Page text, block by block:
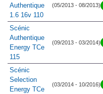
Authentique
1.6 16v 110
(05/2013 - 08/2013)
Scénic
Authentique
Energy TCe
115
(09/2013 - 03/2014)
Scénic
Selection
Energy TCe
(03/2014 - 10/2016)